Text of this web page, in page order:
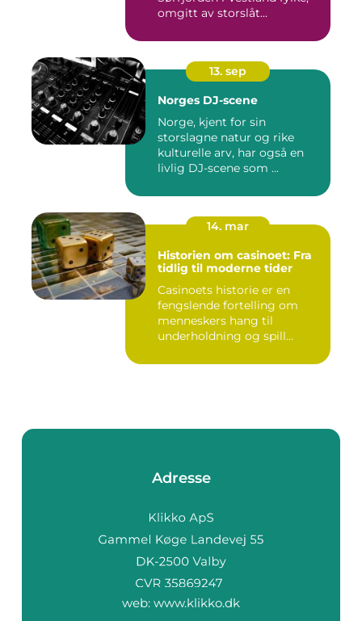
omgitt av storslåt...
13. sep
Norges DJ-scene
Norge, kjent for sin
storslagne natur og rike
kulturelle arv, har også en
livlig DJ-scene som ...
14. mar
Historien om casinoet: Fra
tidlig til moderne tider
Casinoets historie er en
fengslende fortelling om
menneskers hang til
underholdning og spill
Adresse
web: www.klikko.dk